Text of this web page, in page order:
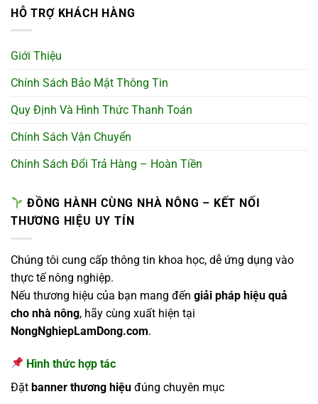
HỖ TRỢ KHÁCH HÀNG
Giới Thiệu
Chính Sách Bảo Mật Thông Tin
Quy Định Và Hình Thức Thanh Toán
Chính Sách Vận Chuyển
Chính Sách Đổi Trả Hàng – Hoàn Tiền
ĐỒNG HÀNH CÙNG NHÀ NÔNG – KẾT NỐI
THƯƠNG HIỆU UY TÍN
Chúng tôi cung cấp thông tin khoa học, dễ ứng dụng vào
thực tế nông nghiệp.
Nếu thương hiệu của bạn mang đến giải pháp hiệu quả
cho nhà nông, hãy cùng xuất hiện tại
NongNghiepLamDong.com.
Hình thức hợp tác
Đặt banner thương hiệu đúng chuyên mục